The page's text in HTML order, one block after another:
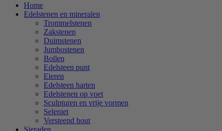
Home
Edelstenen en mineralen
Trommelstenen
Zakstenen
Duimstenen
Jumbostenen
Bollen
Edelsteen punt
Eieren
Edelsteen harten
Edelstenen op voet
Sculpturen en vrije vormen
Seleniet
Versteend hout
Sieraden